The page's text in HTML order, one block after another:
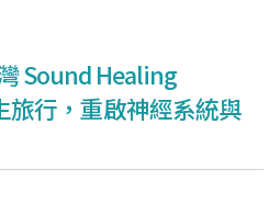
Sound Healing
旅行，重啟神經系統與